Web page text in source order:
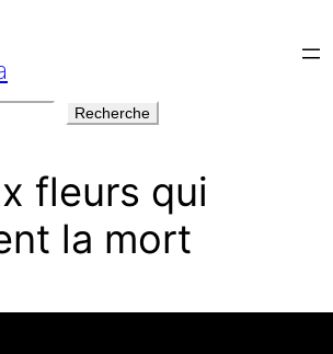
Recherche
fleurs qui
la mort